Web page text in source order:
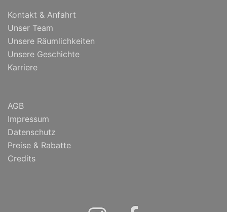
Kontakt & Anfahrt
Unser Team
Unsere Räumlichkeiten
Unsere Geschichte
Karriere
AGB
Impressum
Datenschutz
Preise & Rabatte
Credits
Instagram